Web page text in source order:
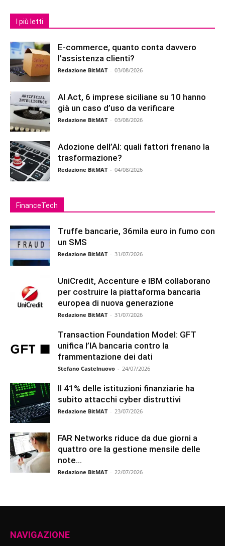
I più letti
E-commerce, quanto conta davvero
l’assistenza clienti?
Redazione BitMAT - 03/08/2026
AI Act, 6 imprese siciliane su 10 hanno
già un caso d’uso da verificare
Redazione BitMAT - 03/08/2026
Adozione dell’AI: quali fattori frenano la
trasformazione?
Redazione BitMAT - 04/08/2026
FinanceTech
Truffe bancarie, 36mila euro in fumo con
un SMS
Redazione BitMAT - 31/07/2026
UniCredit, Accenture e IBM collaborano
per costruire la piattaforma bancaria
europea di nuova generazione
Redazione BitMAT - 31/07/2026
Transaction Foundation Model: GFT
unifica l’IA bancaria contro la
frammentazione dei dati
Stefano Castelnuovo - 24/07/2026
Il 41% delle istituzioni finanziarie ha
subito attacchi cyber distruttivi
Redazione BitMAT - 23/07/2026
FAR Networks riduce da due giorni a
quattro ore la gestione mensile delle
note...
Redazione BitMAT - 22/07/2026
NAVIGAZIONE